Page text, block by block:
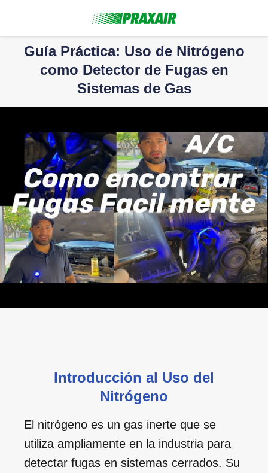
Guía Práctica: Uso de Nitrógeno
como Detector de Fugas en
Sistemas de Gas
Introducción al Uso del
Nitrógeno
El nitrógeno es un gas inerte que se
utiliza ampliamente en la industria para
detectar fugas en sistemas cerrados. Su